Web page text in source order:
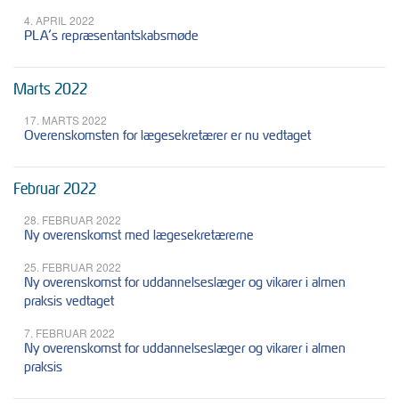
4. APRIL 2022
PLA’s repræsentantskabsmøde
Marts 2022
17. MARTS 2022
Overenskomsten for lægesekretærer er nu vedtaget
Februar 2022
28. FEBRUAR 2022
Ny overenskomst med lægesekretærerne
25. FEBRUAR 2022
Ny overenskomst for uddannelseslæger og vikarer i almen
praksis vedtaget
7. FEBRUAR 2022
Ny overenskomst for uddannelseslæger og vikarer i almen
praksis